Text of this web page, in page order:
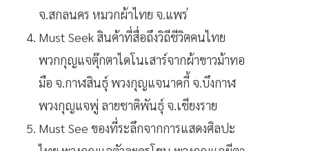
จ.สกลนคร หมวกผ้าไทย จ.แพร่
Must Seek สินค้าที่สื่อถึงวิถีชีวิตคนไทย
พวกกุญแจตุ๊กตาไดโนเสาร์จากผ้าขาวม้าทอ
มือ จ.กาฬสินธุ์ พวงกุญแจนาคกี้ จ.บึงกาฬ
พวงกุญแจพู่ ลายชาติพันธุ์ จ.เชียงราย
Must See ของที่ระลึกจากการแสดงศิลปะ